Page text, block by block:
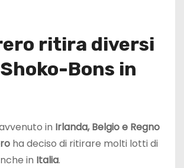
ritira diversi
Bons in
in Irlanda, Belgio e Regno
ha deciso di ritirare molti lotti di
in Italia.